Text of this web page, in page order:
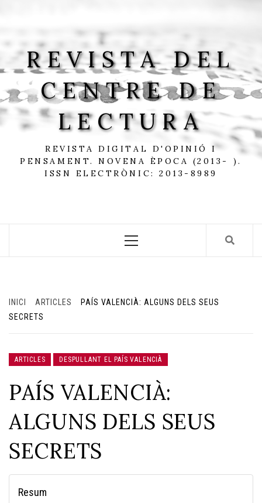
REVISTA DEL
CENTRE DE
LECTURA
REVISTA DIGITAL D'OPINIÓ I
PENSAMENT. NOVENA ÈPOCA (2013- ).
ISSN ELECTRÒNIC: 2013-8989
Menu
INICI ARTICLES
PAÍS VALENCIÀ: ALGUNS DELS SEUS
SECRETS
ARTICLES DESPULLANT EL PAÍS VALENCIÀ
PAÍS VALENCIÀ:
ALGUNS DELS SEUS
SECRETS
Resum